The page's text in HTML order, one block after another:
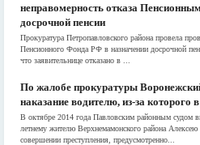
неправомерность отказа
досрочной пенсии
Прокуратура Петропавловского района провела
Пенсионного Фонда РФ в назначении досрочной
что заявительнице отказано в ...
По жалобе прокуратуры
наказание водителю, из-за которого
В октябре 2014 года Павловским районным судом
летнему жителю Верхнемамонского района
совершении преступления, предусмотренно...